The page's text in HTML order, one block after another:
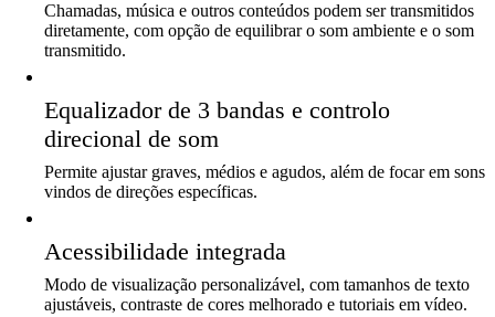
Chamadas, música e outros conteúdos podem ser transmitidos
diretamente, com opção de equilibrar o som ambiente e o som
transmitido.
Equalizador de 3 bandas e controlo
direcional de som
Permite ajustar graves, médios e agudos, além de focar em sons
vindos de direções específicas.
Acessibilidade integrada
Modo de visualização personalizável, com tamanhos de texto
ajustáveis, contraste de cores melhorado e tutoriais em vídeo.